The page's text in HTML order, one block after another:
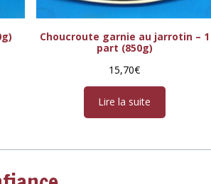
Choucroute garnie au jarrotin – 1
part (850g)
15,70€
Lire la suite